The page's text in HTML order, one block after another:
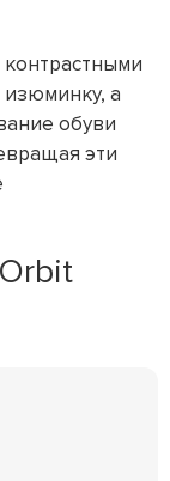
а
обуви
эти